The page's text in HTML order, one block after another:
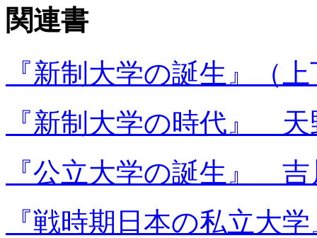
関連書
『新制大学の誕生』（
『新制大学の時代』 天
『公立大学の誕生』 吉
『戦時期日本の私立大